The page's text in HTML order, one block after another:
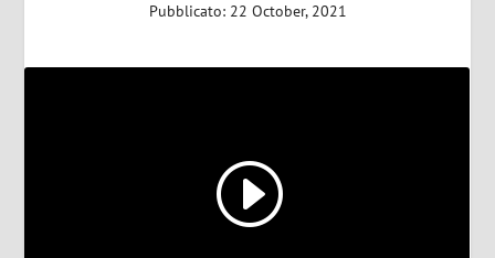
Pubblicato: 22 October, 2021